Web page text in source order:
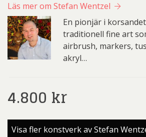
Läs mer om Stefan Wentzel
En pionjär i
traditionell fine art
airbrush, markers,
akryl…
4.800 kr
Visa fler konstverk av Stefan